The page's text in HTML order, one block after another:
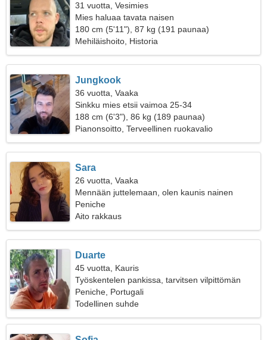
31 vuotta, Vesimies
Mies haluaa tavata naisen
180 cm (5'11"), 87 kg (191 paunaa)
Mehiläishoito, Historia
Jungkook
36 vuotta, Vaaka
Sinkku mies etsii vaimoa 25-34
188 cm (6'3"), 86 kg (189 paunaa)
Pianonsoitto, Terveellinen ruokavalio
Sara
26 vuotta, Vaaka
Mennään juttelemaan, olen kaunis nainen
Peniche
Aito rakkaus
Duarte
45 vuotta, Kauris
Työskentelen pankissa, tarvitsen vilpittömän
naisen
Peniche, Portugali
Todellinen suhde